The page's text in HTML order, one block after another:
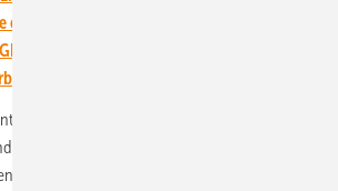
einfach den kostenlosen Newsletter von
– dem größten verbandsunabhängigen
Energien in Deutschland!
bei beiden Standorten die Wichtigkeit der
„Die Windenergie ist eine der
in Deutschland“, betonte Habeck. Damit die